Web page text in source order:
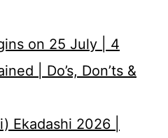
on 25 July | 4
| Do’s, Don’ts &
Ekadashi 2026 |